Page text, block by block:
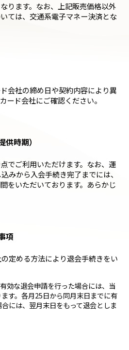
ります。なお、上記販売価格以外
ては、交通系電子マネー決済とな
会社の締め日や契約内容により異
ード会社にご確認ください。
時期）
でご利用いただけます。なお、運
みから入会手続き完了までには、
をいただいております。あらかじ
項
定める方法により退会手続きをい
効な退会申請を行った場合には、当
す。各月25日から同月末日までに有
には、翌月末日をもって退会としま